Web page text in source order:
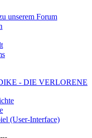
unserem Forum
- DIE VERLORENE
(User-Interface)